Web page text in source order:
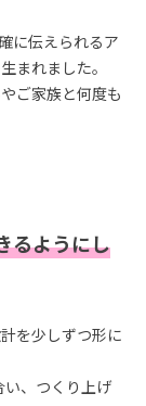
に伝えられるア
まれました。
ご家族と何度も
るようにし
を少しずつ形に
、つくり上げ